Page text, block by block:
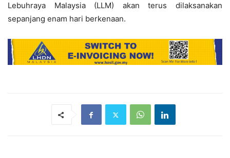
Lebuhraya Malaysia (LLM) akan terus dilaksanakan
sepanjang enam hari berkenaan.